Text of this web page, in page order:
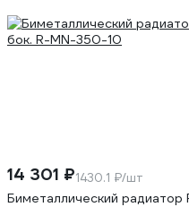
14 301 ₽1430.1 ₽/шт
Биметаллический радиатор